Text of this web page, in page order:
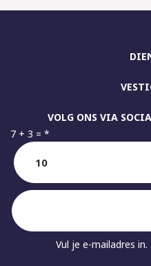
VOLG ONS VIA
7 + 3 = *
Vul je e-mailadres in.